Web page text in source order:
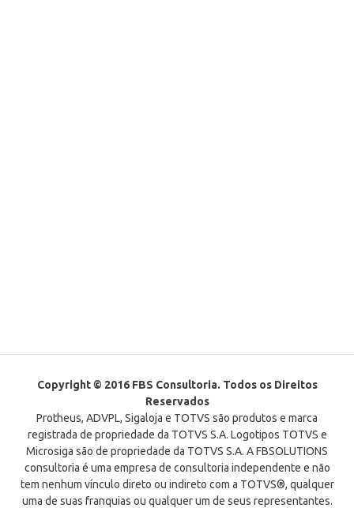
Copyright © 2016 FBS Consultoria. Todos os Direitos
Reservados
Protheus, ADVPL, Sigaloja e TOTVS são produtos e marca
registrada de propriedade da TOTVS S.A. Logotipos TOTVS e
Microsiga são de propriedade da TOTVS S.A. A FBSOLUTIONS
consultoria é uma empresa de consultoria independente e não
tem nenhum vínculo direto ou indireto com a TOTVS®, qualquer
uma de suas franquias ou qualquer um de seus representantes.